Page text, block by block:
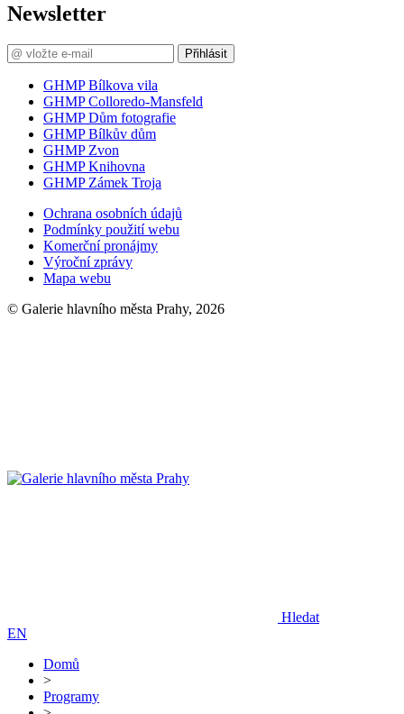
Newsletter
Přihlásit
GHMP Bílkova vila
GHMP Colloredo-Mansfeld
GHMP Dům fotografie
GHMP Bílkův dům
GHMP Zvon
GHMP Knihovna
GHMP Zámek Troja
Ochrana osobních údajů
Podmínky použití webu
Komerční pronájmy
Výroční zprávy
Mapa webu
© Galerie hlavního města Prahy, 2026
Hledat
EN
Domů
>
Programy